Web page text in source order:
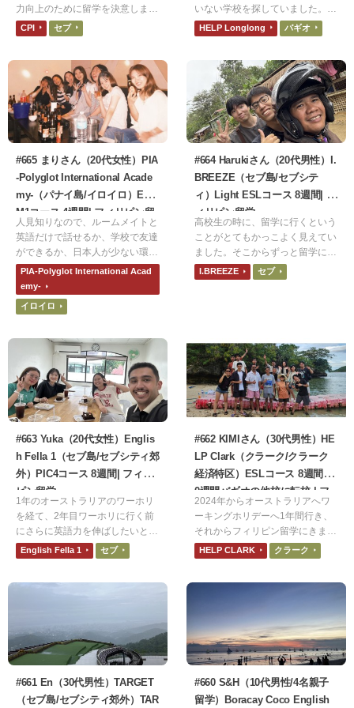
力向上のために留学を決意しまし
た。チャット上の会話がメインで
すが、昇格のタイミングでスピー
ようになったこと、人生で1回は
留学を経験してみたかったのでこ
のタイミングで決意をしました。
CPI セブ
いない学校を探していました。実
際、自分がいたシーズンで日本人
は自分しかおらず、2カ月間日本
た。また自分を追い込みたかった
ので、なるべく厳しい環境を探し
ていました。
HELP Longlong バギオ
#665 まりさん（20代女性）PIA
-Polyglot International Acade
my-（パナイ島/イロイロ）EXA
M1コース 4週間| フィリピン留
学
人見知りなので、ルームメイトと
英語だけで話せるか、学校で友達
ができるか、日本人が少ない環境
で4週間過ごせるかなど、不安が
ありました。実際に行ってみる
と、そんな不安はどうでもよくな
るくらい毎日が楽しく、4週間は
友達ができ、帰国後も連絡を取り
合ったり、実際に会ったりしてい
ます。英語の勉強だけでなく、一
生忘れない大切な思い出になりま
した。
PIA-Polyglot International Acad
emy-
イロイロ
#664 Harukiさん（20代男性）I.
BREEZE（セブ島/セブシテ
ィ）Light ESLコース 8週間| フ
ィリピン留学
高校生の時に、留学に行くという
ことがとてもかっこよく見えてい
ました。そこからずっと留学に対
して憧れがあって、ついにその夢
を叶えることができました。留学
よかったです。
I.BREEZE セブ
#663 Yuka（20代女性）Englis
h Fella 1（セブ島/セブシティ郊
外）PIC4コース 8週間| フィリ
ピン留学
1年のオーストラリアのワーホリ
を経て、2年目ワーホリに行く前
にさらに英語力を伸ばしたいと思
ったからフィリピン留学を選びま
した。不安だった点は、年齢のギ
English Fella 1 セブ
#662 KIMIさん（30代男性）HE
LP Clark（クラーク/クラーク
経済特区）ESLコース 8週間+1
0週間バギオの他校に転校 | フ
ィリピン留学
2024年からオーストラリアへワ
ーキングホリデーへ1年間行き、
それからフィリピン留学にきまし
た。オーストラリアでせっかく英
語に触れたので、勉学としての英
HELP CLARK クラーク
#661 En（30代男性）TARGET
（セブ島/セブシティ郊外）TAR
#660 S&H（10代男性/4名親子
留学）Boracay Coco English